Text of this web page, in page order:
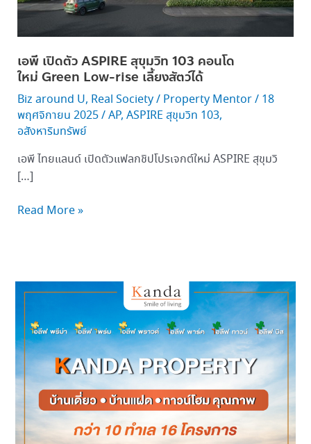
เอพี เปิดตัว ASPIRE สุขุมวิท 103 คอนโด
ใหม่ Green Low-rise เลี้ยงสัตว์ได้
Biz around U, Real Society/ Property Mentor/ 18
พฤศจิกายน 2025/AP, ASPIRE สุขุมวิท 103,
อสังหาริมทรัพย์
เอพี ไทยแลนด์ เปิดตัวแฟลกชิปโปรเจกต์ใหม่ ASPIRE สุขุมวิ
[…]
Read More »